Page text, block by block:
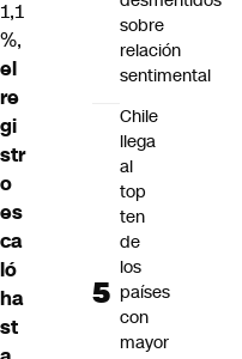
1,1
%,
el
re
gi
str
o
es
ca
ló
ha
st
sobre
relación
sentimental
Chile
llega
al
top
ten
de
los
países
con
mayor